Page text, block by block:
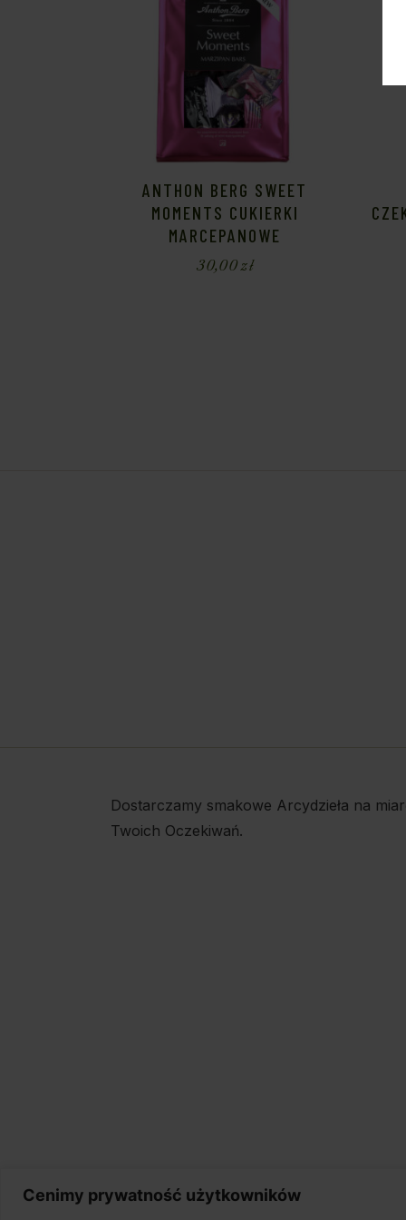
Cenimy prywatność użytkowników
ANTHON BERG SWEET
MOMENTS CUKIERKI
MARCEPANOWE
30,00zł
Dostarczamy smakowe Arcydzieła na
Twoich Oczekiwań.